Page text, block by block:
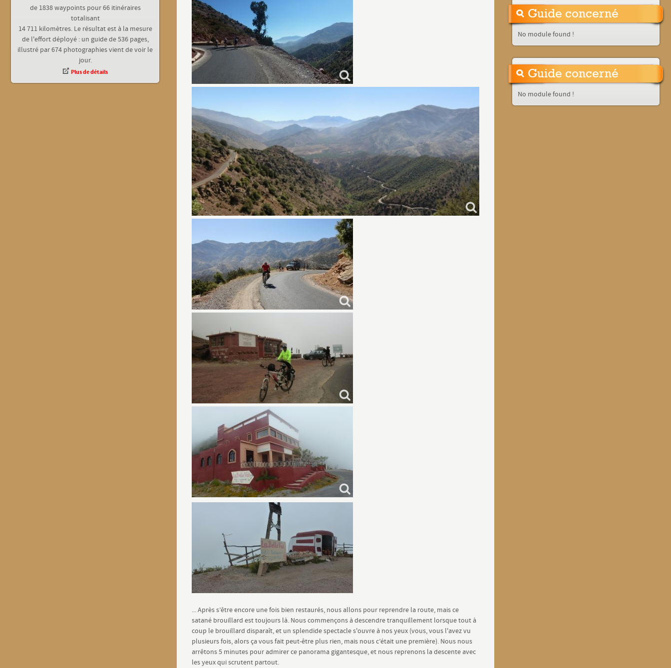
de 1838 waypoints pour 66 itinéraires
totalisant
14 711 kilomètres. Le résultat est à la mesure
de l'effort déployé : un guide de 536 pages,
illustré par 674 photographies vient de voir le
jour.
Plus de détails
... Après s’être encore une fois bien restaurés, nous allons pour reprendre la route, mais ce
satané brouillard est toujours là. Nous commençons à descendre tranquillement lorsque tout à
coup le brouillard disparaît, et un splendide spectacle s'ouvre à nos yeux (vous, vous l'avez vu
plusieurs fois, alors ça vous fait peut-être plus rien, mais nous c’était une première). Nous nous
arrêtons 5 minutes pour admirer ce panorama gigantesque, et nous reprenons la descente avec
les yeux qui scrutent partout.
Guide concerné
No module found !
Guide concerné
No module found !